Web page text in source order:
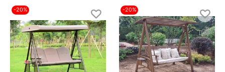
-20% -20%